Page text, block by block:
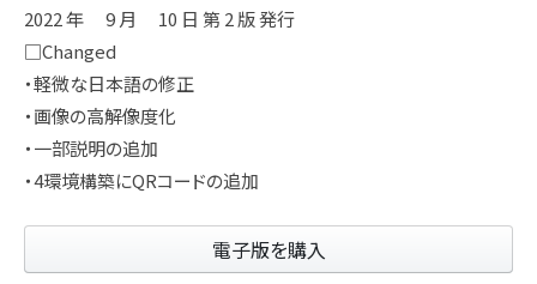
2022 年 9 月 10 日 第 2 版 発行
□Changed
・軽微な日本語の修正
・画像の高解像度化
・一部説明の追加
・4環境構築にQRコードの追加
電子版を購入